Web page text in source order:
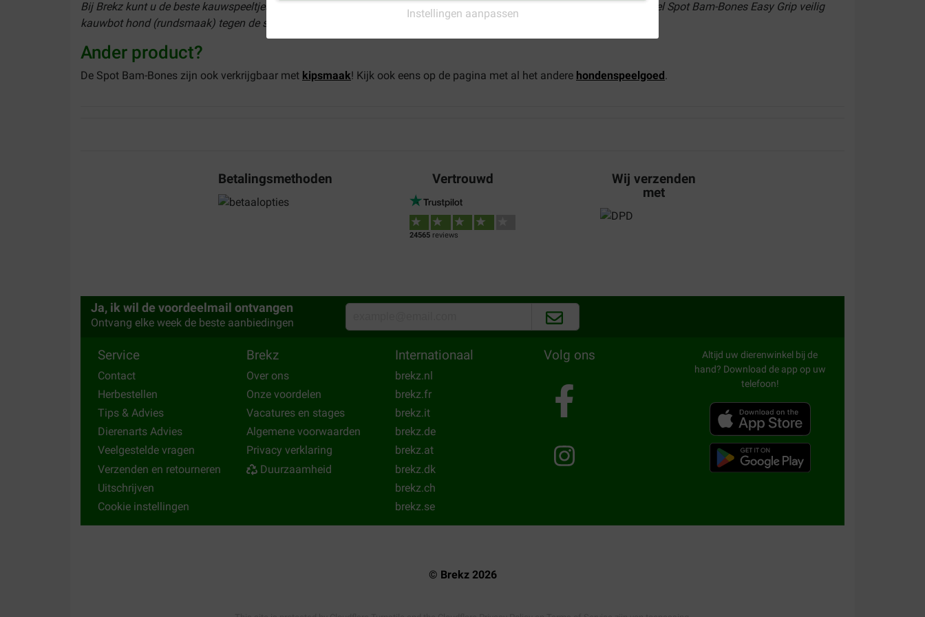
Instellingen aanpassen
Bij Brekz kunt u de beste kauwspeeltjes voor honden snel en eenvoudig online bestellen. Bekijk ons assortiment en bestel Spot Bam-Bones Easy Grip veilig
kauwbot hond (rundsmaak) tegen de scherpste prijzen!
Ander product?
De Spot Bam-Bones zijn ook verkrijgbaar met kipsmaak! Kijk ook eens op de pagina met al het andere hondenspeelgoed.
Betalingsmethoden Vertrouwd
24565reviews
Wij verzenden
met
Ja, ik wil de voordeelmail ontvangen
Ontvang elke week de beste aanbiedingen
Service
Contact
Herbestellen
Tips & Advies
Dierenarts Advies
Veelgestelde vragen
Verzenden en retourneren
Uitschrijven
Cookie instellingen
Brekz
Over ons
Onze voordelen
Vacatures en stages
Algemene voorwaarden
Privacy verklaring
Duurzaamheid
Internationaal
brekz.nl
brekz.fr
brekz.it
brekz.de
brekz.at
brekz.dk
brekz.ch
brekz.se
Volg ons
Altijd uw dierenwinkel bij de
hand? Download de app op uw
telefoon!
© Brekz 2026